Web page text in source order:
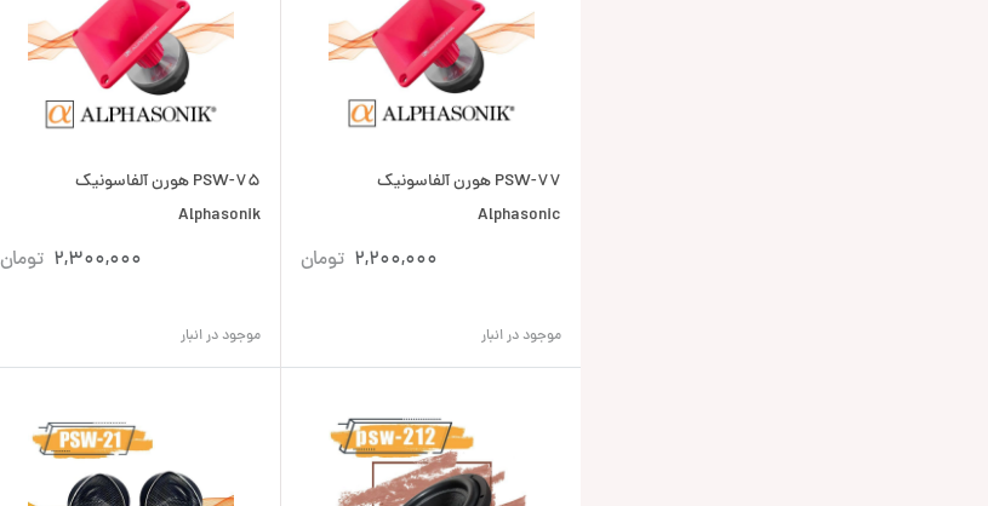
PSW-77 هورن آلفاسونیک
Alphasonic
2,200,000 تومان
موجود در انبار
PSW-75 هورن آلفاسونیک
Alphasonik
2,300,000 تومان
موجود در انبار